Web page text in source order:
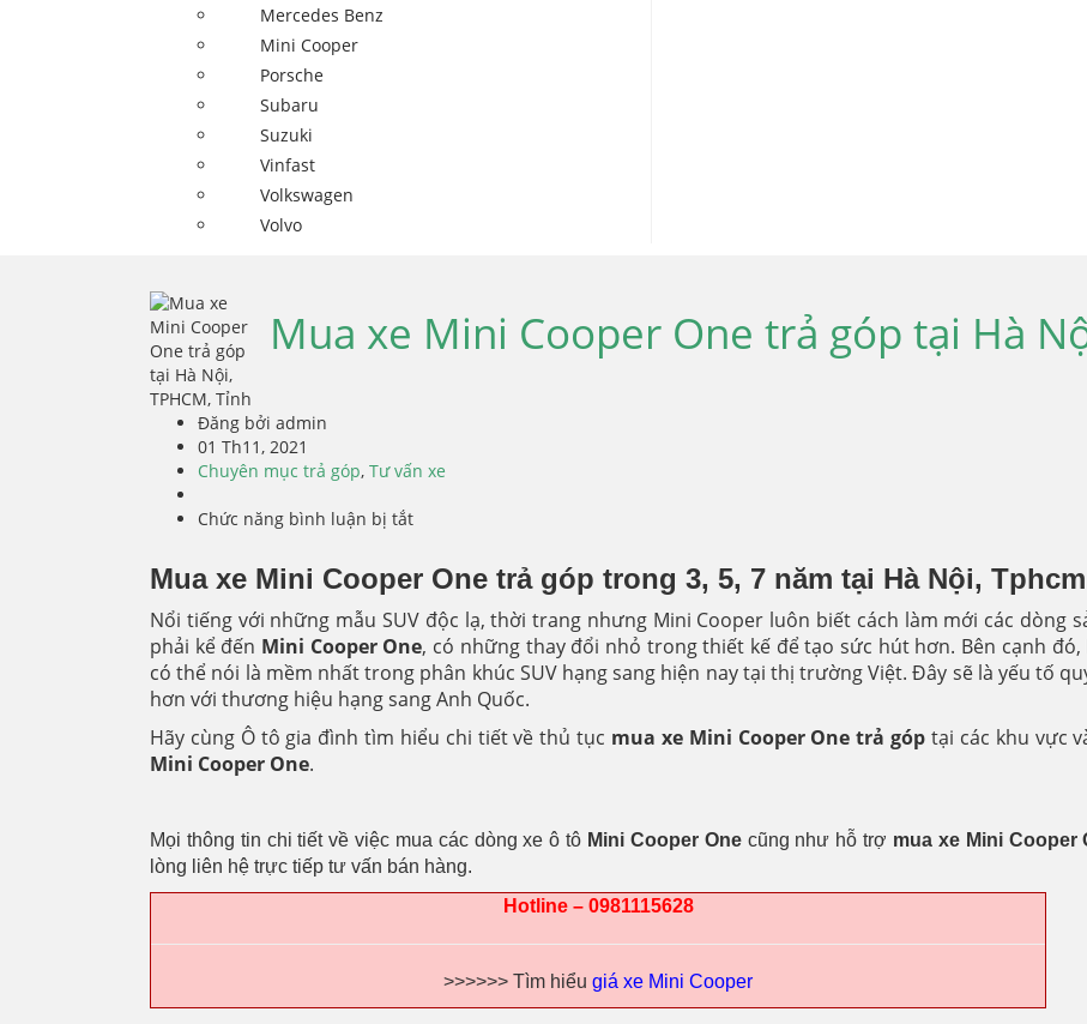
Mercedes Benz
Mini Cooper
Porsche
Subaru
Suzuki
Vinfast
Volkswagen
Volvo
Mua xe Mini Cooper One trả góp tại Hà
Đăng bởi admin
01 Th11, 2021
Chuyên mục trả góp, Tư vấn xe
Chức năng bình luận bị tắt
Mini
Cooper
One
trả
góp
tại
Hà
Mua xe Mini Cooper One trả góp trong 3, 5, 7 năm tại Hà Nội,
Nổi tiếng với những mẫu SUV độc lạ, thời trang nhưng Mini Cooper luôn biết cách làm mới các dòng
phải kể đến Mini Cooper One, có những thay đổi nhỏ trong thiết kế để tạo sức hút hơn. Bên cạnh
có thể nói là mềm nhất trong phân khúc SUV hạng sang hiện nay tại thị trường Việt. Đây sẽ là yếu tố
hơn với thương hiệu hạng sang Anh Quốc.
Hãy cùng Ô tô gia đình tìm hiểu chi tiết về thủ tục mua xe Mini Cooper One trả góp tại các khu vực
Mini Cooper One.
Mọi thông tin chi tiết về việc mua các dòng xe ô tô Mini Cooper Onecũng như hỗ trợ mua xe Mini Cooper
lòng liên hệ trực tiếp tư vấn bán hàng.
Hotline – 0981115628
>>>>>> Tìm hiểu giá xe Mini Cooper